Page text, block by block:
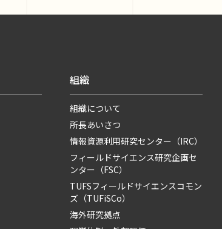
組織
組織について
所長あいさつ
情報資源利用研究センター（IRC）
フィールドサイエンス研究企画セ
ンター（FSC）
TUFSフィールドサイエンスコモン
ズ（TUFiSCo）
海外研究拠点